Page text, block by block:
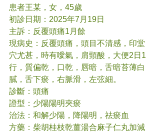
患者王某，女，45歲
初診日期：2025年7月19日
主訴：反覆頭痛1月餘
現病史：反覆頭痛，頭目不清感，印堂
穴尤甚，時有噯氣，肩頸酸，大便2日1
行，質偏乾，口乾，唇暗，舌暗苔薄白
膩，舌下瘀，右脈滑，左弦細。
診斷：頭痛
證型：少陽陽明夾瘀
治法：和解少陽，降陽明，祛瘀血
方藥：柴胡桂枝乾薑湯合麻子仁丸加減